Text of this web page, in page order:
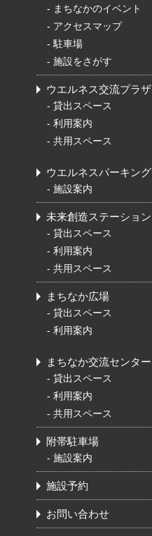
- まちなかのイベント
- アクセスマップ
- 駐車場
- 施設をさがす
ウエルネス交流プラザ
- 貸出スペース
- 利用案内
- 共用スペース
ウエルネスパーキング
- 施設案内
未来創造ステーション
- 貸出スペース
- 利用案内
- 共用スペース
まちなか広場
- 貸出スペース
- 利用案内
まちなか交流センター
- 貸出スペース
- 利用案内
- 共用スペース
附帯駐車場
- 施設案内
施設予約
お問い合わせ